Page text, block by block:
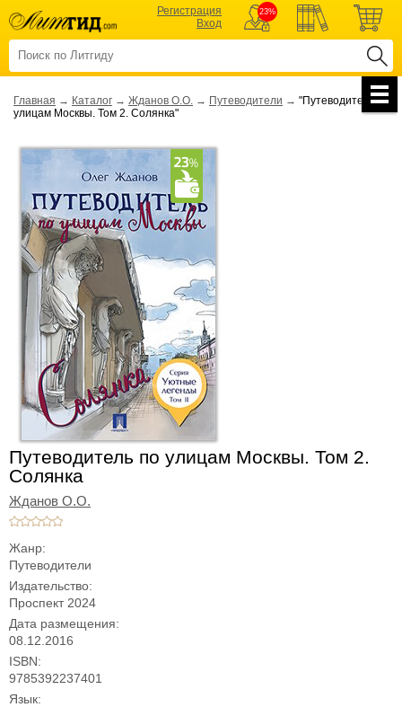
Регистрация
Вход
23%
Главная → Каталог → Жданов О.О. → Путеводители → "Путеводитель по
улицам Москвы. Том 2. Солянка"
Путеводитель по улицам Москвы. Том 2.
Солянка
Жданов О.О.
Жанр:
Путеводители
Издательство:
Проспект 2024
Дата размещения:
08.12.2016
ISBN:
9785392237401
Язык: